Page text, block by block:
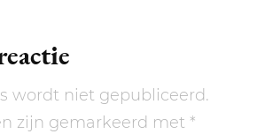
wordt niet gepubliceerd.
zijn gemarkeerd met *